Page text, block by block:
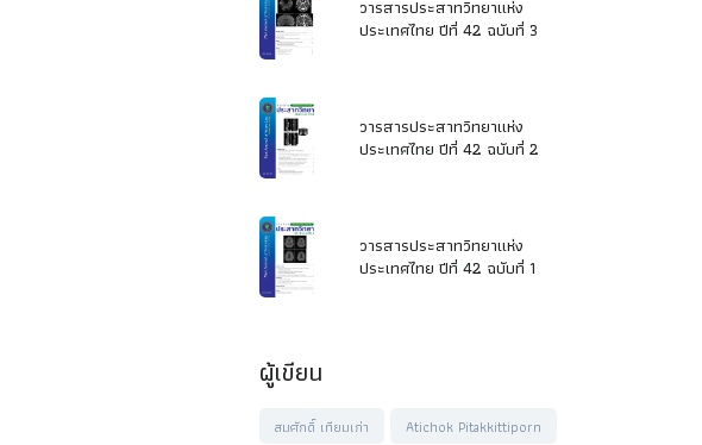
วารสารประสาทวิทยาแห่ง
ประเทศไทย ปีที่ 42 ฉบับที่ 3
วารสารประสาทวิทยาแห่ง
ประเทศไทย ปีที่ 42 ฉบับที่ 2
วารสารประสาทวิทยาแห่ง
ประเทศไทย ปีที่ 42 ฉบับที่ 1
ผู้เขียน
สมศักดิ์ เทียมเก่า
Atichok Pitakkittiporn